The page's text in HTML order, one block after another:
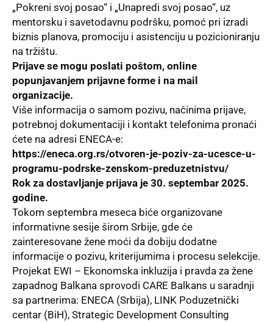
„Pokreni svoj posao“ i „Unapredi svoj posao“, uz
mentorsku i savetodavnu podršku, pomoć pri izradi
biznis planova, promociju i asistenciju u pozicioniranju
na tržištu.
Prijave se mogu poslati poštom, online
popunjavanjem prijavne forme i na mail
organizacije.
Više informacija o samom pozivu, načinima prijave,
potrebnoj dokumentaciji i kontakt telefonima pronaći
ćete na adresi ENECA-e:
https://eneca.org.rs/otvoren-je-poziv-za-ucesce-u-
programu-podrske-zenskom-preduzetnistvu/
Rok za dostavljanje prijava je 30. septembar 2025.
godine.
Tokom septembra meseca biće organizovane
informativne sesije širom Srbije, gde će
zainteresovane žene moći da dobiju dodatne
informacije o pozivu, kriterijumima i procesu selekcije.
Projekat EWI – Ekonomska inkluzija i pravda za žene
zapadnog Balkana sprovodi CARE Balkans u saradnji
sa partnerima: ENECA (Srbija), LINK Poduzetnički
centar (BiH), Strategic Development Consulting